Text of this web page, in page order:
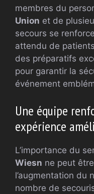
membres du
Union et de
secours se
attendu de
des préparatifs
pour garantir la
événement
Une équipe
expérience
L’importance du
Wiesn ne peut
l’augmentation du
nombre de